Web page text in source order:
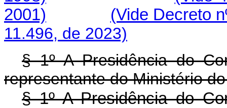
2001)
(Vide Decreto
11.496, de 2023)
§ 1º A Presidência do
representante do Ministério
§ 1º A Presidência do